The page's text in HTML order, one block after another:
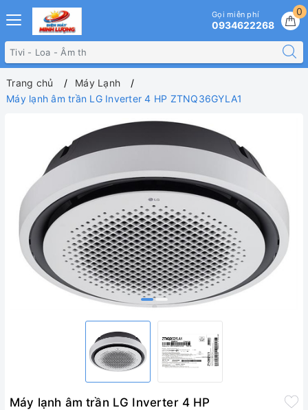
0
Gọi miễn phí
0934622268
Trang chủ
Máy Lạnh
Máy lạnh âm trần LG Inverter 4 HP ZTNQ36GYLA1
Máy lạnh âm trần LG Inverter 4 HP